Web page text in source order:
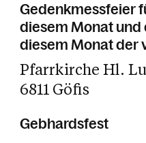
Gedenkmessfeier
diesem Monat und
diesem Monat der
Pfarrkirche Hl.
6811 Göfis
Gebhardsfest